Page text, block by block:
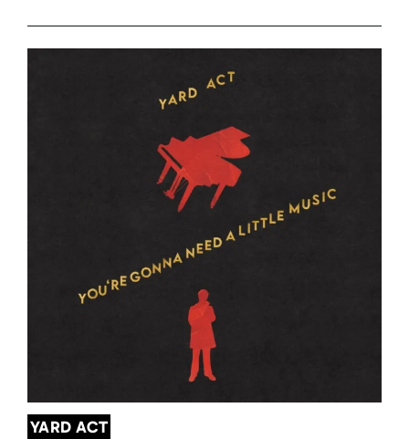
YARD ACT